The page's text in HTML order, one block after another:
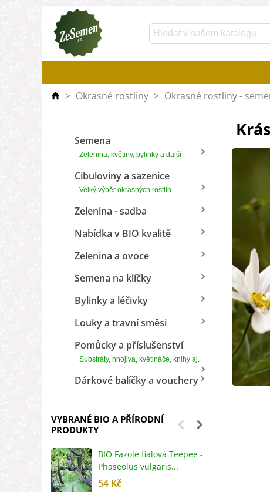
> Okrasné rostliny > Okrasné rostliny -
Semena
Zelenina, květiny, bylinky a další
Cibuloviny a sazenice
Velký výběr okrasných rostlin
Zelenina - sadba
Nabídka v BIO kvalitě
Zelenina a ovoce
Semena na klíčky
Bylinky a léčivky
Louky a travní směsi
Pomůcky a příslušenství
Substráty, hnojiva, květináče, knihy aj.
Dárkové balíčky a vouchery
VYBRANÉ BIO A PŘÍRODNÍ
PRODUKTY
BIO Fazole fialová Teepee -
Phaseolus vulgaris...
54 Kč